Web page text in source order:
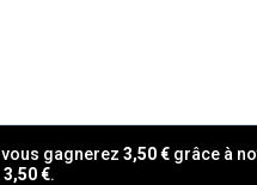
gagnerez 3,50 € grâce à
3,50 €.